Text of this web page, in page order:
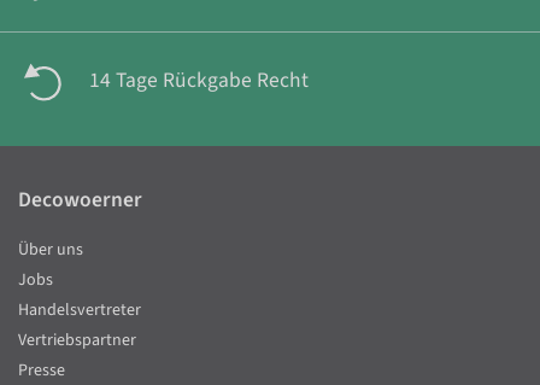
14 Tage Rückgabe Recht
Decowoerner
Über uns
Jobs
Handelsvertreter
Vertriebspartner
Presse